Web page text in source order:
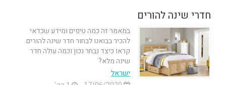
חדרי שינה להורים
במאמר זה כמה טיפים ומידע שכדאי
להכיר בבואנו לבחור חדר שינה להורים.
קראו כיצד נבחר נכון וכמה עולה חדר
שינה מלא?
ישראל